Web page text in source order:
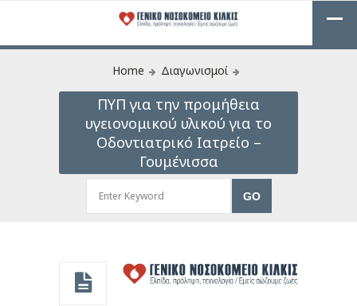
Home Διαγωνισμοί
ΠΥΠ για την προμήθεια
υγειονομικού υλικού για το
Οδοντιατρικό Ιατρείο –
Γουμένισσα